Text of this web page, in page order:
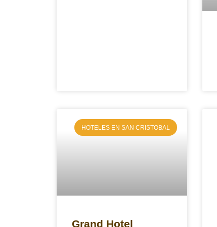
HOTELES EN SAN CRISTOBAL
Grand Hotel